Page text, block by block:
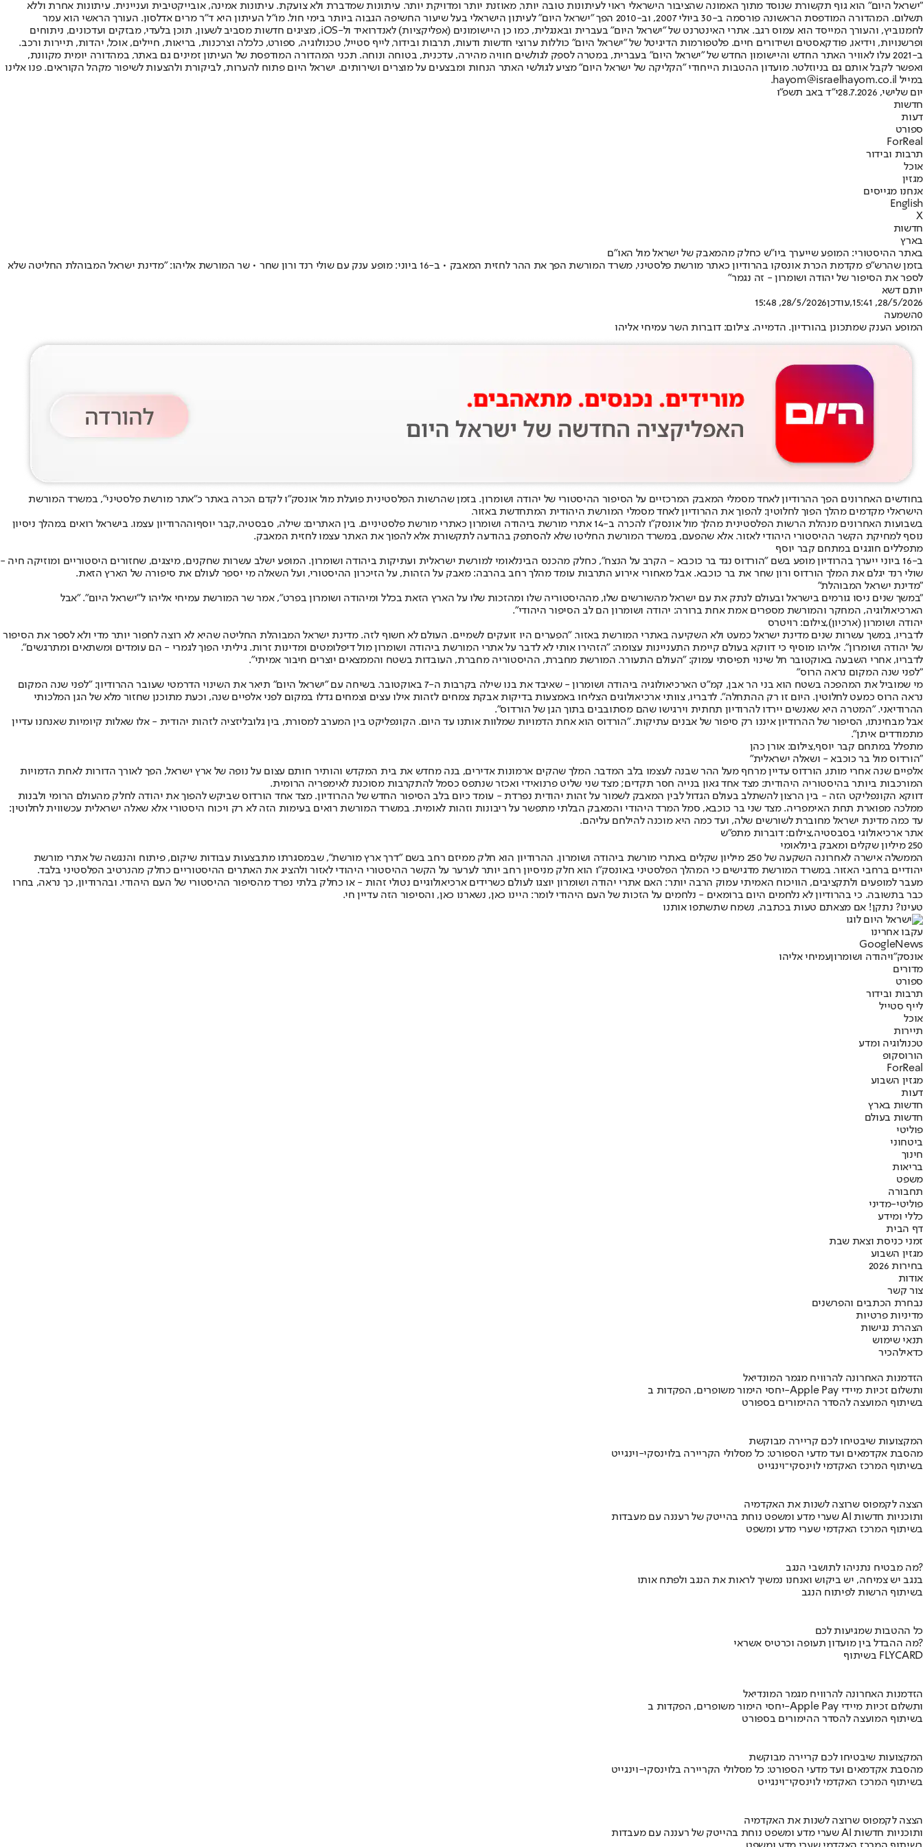
"ישראל היום" הוא גוף תקשורת שנוסד מתוך האמונה שהציבור הישראלי ראוי לעיתונות טובה יותר, מאוזנת יותר ומדויקת יותר. עיתונות שמדברת ולא צועקת. עיתונות אמינה, אובייקטיבית ועניינית. עיתונות אחרת וללא
תשלום. המהדורה המודפסת הראשונה פורסמה ב-30 ביולי 2007, וב-2010 הפך "ישראל היום" לעיתון הישראלי בעל שיעור החשיפה הגבוה ביותר בימי חול. מו"ל העיתון היא ד"ר מרים אדלסון. העורך הראשי הוא עמר
לחמנוביץ, והעורך המייסד הוא עמוס רגב. אתרי האינטרנט של "ישראל היום" בעברית ובאנגלית, כמו כן היישומונים (אפליקציות) לאנדרואיד ול-iOS, מציגים חדשות מסביב לשעון, תוכן בלעדי, מבזקים ועדכונים, ניתוחים
ופרשנויות, וידיאו, פודקאסטים ושידורים חיים. פלטפורמות הדיגיטל של "ישראל היום" כוללות ערוצי חדשות ודעות, תרבות ובידור, לייף סטייל, טכנולוגיה, ספורט, כלכלה וצרכנות, בריאות, חיילים, אוכל, יהדות, תיירות ורכב.
ב-2021 עלו לאוויר האתר החדש והיישומון החדש של "ישראל היום" בעברית, במטרה לספק לגולשים חוויה מהירה, עדכנית, בטוחה ונוחה. תכני המהדורה המודפסת של העיתון זמינים גם באתר, במהדורה יומית מקוונת,
ואפשר לקבל אותם גם בניוזלטר. מועדון ההטבות הייחודי "הקליקה של ישראל היום" מציע לגולשי האתר הנחות ומבצעים על מוצרים ושירותים. ישראל היום פתוח להערות, לביקורת ולהצעות לשיפור מקהל הקוראים. פנו אלינו
במייל hayom@israelhayom.co.il.
יום שלישי, 28.7.2026
י"ד באב תשפ"ו
חדשות
דעות
ספורט
ForReal
תרבות ובידור
אוכל
מגזין
אנחנו מגייסים
English
X
חדשות
בארץ
באתר ההיסטורי: המופע שייערך ביו"ש כחלק מהמאבק של ישראל מול האו״ם
בזמן שהרש"פ מקדמת הכרת אונסקו בהרודיון כאתר מורשת פלסטיני, משרד המורשת הפך את ההר לחזית המאבק • ב-16 ביוני: מופע ענק עם שולי רנד ורון שחר • שר המורשת אליהו: "מדינת ישראל המבוהלת החליטה שלא
לספר את הסיפור של יהודה ושומרון - זה נגמר"
יותם דשא
28/5/2026, 15:41
,עודכן28/5/2026, 15:48
0השמעה
המופע הענק שמתכונן בהורדיון. הדמייה. צילום: דוברות השר עמיחי אליהו
בחודשים האחרונים הפך ההרודיון לאחד מסמלי המאבק המרכזיים על הסיפור ההיסטורי של יהודה ושומרון. בזמן שהרשות הפלסטינית פועלת מול אונסק״ו לקדם הכרה באתר כ״אתר מורשת פלסטיני״, במשרד המורשת
הישראלי מקדמים מהלך הפוך לחלוטין: להפוך את ההרודיון לאחד מסמלי המורשת היהודית המתחדשת באזור.
בשבועות האחרונים מנהלת הרשות הפלסטינית מהלך מול אונסק״ו להכרה ב-14 אתרי מורשת ביהודה ושומרון כאתרי מורשת פלסטיניים. בין האתרים: שילה, סבסטיה,
קבר יוסףוההרודיון עצמו. בישראל רואים במהלך ניסיון
נוסף למחיקת הקשר ההיסטורי היהודי לאזור. אלא שהפעם, במשרד המורשת החליטו שלא להסתפק בהודעה לתקשורת אלא להפוך את האתר עצמו לחזית המאבק.
מתפללים חוגגים במתחם קבר יוסף
ב-16 ביוני ייערך בהרודיון מופע בשם "הורדוס נגד בר כוכבא - הקרב על הנצח", כחלק מהכנס הבינלאומי למורשת ישראלית ועתיקות ביהודה ושומרון. המופע ישלב עשרות שחקנים, מיצגים, שחזורים היסטוריים ומוזיקה חיה -
שולי רנד יגלם את המלך הורדוס ורון שחר את בר כוכבא. אבל מאחורי אירוע התרבות עומד מהלך רחב בהרבה: מאבק על הזהות, על הזיכרון ההיסטורי, ועל השאלה מי יספר לעולם את סיפורה של הארץ הזאת.
"מדינת ישראל המבוהלת"
"במשך שנים ניסו גורמים בישראל ובעולם לנתק את עם ישראל מהשורשים שלו, מההיסטוריה שלו ומהזכות שלו על הארץ הזאת בכלל ומיהודה ושומרון בפרט", אמר שר המורשת עמיחי אליהו ל"ישראל היום". "אבל
הארכיאולוגיה, המחקר והמורשת מספרים אמת אחת ברורה: יהודה ושומרון הם לב הסיפור היהודי".
יהודה ושומרון (ארכיון),צילום: רויטרס
לדבריו, במשך עשרות שנים מדינת ישראל כמעט ולא השקיעה באתרי המורשת באזור. "הפערים היו זועקים לשמיים. העולם לא חשוף לזה. מדינת ישראל המבוהלת החליטה שהיא לא רוצה לחפור יותר מדי ולא לספר את הסיפור
של יהודה ושומרון". אליהו מוסיף כי דווקא בעולם קיימת התעניינות עצומה: "הזהירו אותי לא לדבר על אתרי המורשת ביהודה ושומרון מול דיפלומטים ומדינות זרות. גיליתי הפוך לגמרי - הם עומדים ומשתאים ומתרגשים".
לדבריו, אחרי השבעה באוקטובר חל שינוי תפיסתי עמוק: "העולם התעורר. המורשת מחברת, ההיסטוריה מחברת, העובדות בשטח והממצאים יוצרים חיבור אמיתי".
"לפני שנה המקום נראה הרוס"
מי שמוביל את המהפכה בשטח הוא בני הר אבן, קמ"ט הארכיאולוגיה ביהודה ושומרון - שאיבד את בנו שילה בקרבות ה-7 באוקטובר. בשיחה עם "ישראל היום" תיאר את השינוי הדרמטי שעובר ההרודיון: "לפני שנה המקום
נראה הרוס כמעט לחלוטין. היום זו רק ההתחלה". לדבריו, צוותי ארכיאולוגים הצליחו באמצעות בדיקות אבקת צמחים לזהות אילו עצים וצמחים גדלו במקום לפני אלפיים שנה, וכעת מתוכנן שחזור מלא של הגן המלכותי
ההרודיאני. "המטרה היא שאנשים יירדו להרודיון תחתית וירגישו שהם מסתובבים בתוך הגן של הורדוס".
אבל מבחינתו, הסיפור של ההרודיון איננו רק סיפור של אבנים עתיקות. "הורדוס הוא אחת הדמויות שמלוות אותנו עד היום. הקונפליקט בין המערב למסורת, בין גלובליזציה לזהות יהודית - אלו שאלות קיומיות שאנחנו עדיין
מתמודדים איתן".
מתפלל במתחם קבר יוסף,צילום: אורן כהן
"הורדוס מול בר כוכבא - ושאלה ישראלית"
אלפיים שנה אחרי מותו, הורדוס עדיין מרחף מעל ההר שבנה לעצמו בלב המדבר. המלך שהקים ארמונות אדירים, בנה מחדש את בית המקדש והותיר חותם עצום על נופה של ארץ ישראל, הפך לאורך הדורות לאחת הדמויות
המורכבות ביותר בהיסטוריה היהודית: מצד אחד גאון בנייה חסר תקדים; מצד שני שליט פרנואידי ואכזר שנתפס כסמל להתקרבות מסוכנת לאימפריה הרומית.
דווקא הקונפליקט הזה - בין הרצון להשתלב בעולם הגדול לבין המאבק לשמור על זהות יהודית נפרדת - עומד כיום בלב הסיפור החדש של ההרודיון. מצד אחד הורדוס שביקש להפוך את יהודה לחלק מהעולם הרומי ולבנות
ממלכה מפוארת תחת האימפריה. מצד שני בר כוכבא, סמל המרד היהודי והמאבק הבלתי מתפשר על ריבונות וזהות לאומית. במשרד המורשת רואים בעימות הזה לא רק ויכוח היסטורי אלא שאלה ישראלית עכשווית לחלוטין:
עד כמה מדינת ישראל מחוברת לשורשים שלה, ועד כמה היא מוכנה להילחם עליהם.
אתר ארכיאולוגי בסבסטיה,צילום: דוברות מתפ״ש
250 מיליון שקלים ומאבק בינלאומי
הממשלה אישרה לאחרונה השקעה של 250 מיליון שקלים באתרי מורשת ביהודה ושומרון. ההרודיון הוא חלק ממיזם רחב בשם "דרך ארץ מורשת", שבמסגרתו מתבצעות עבודות שיקום, פיתוח והנגשה של אתרי מורשת
יהודיים ברחבי האזור. במשרד המורשת מדגישים כי המהלך הפלסטיני באונסק״ו הוא חלק מניסיון רחב יותר לערער על הקשר ההיסטורי היהודי לאזור ולהציג את האתרים ההיסטוריים כחלק מהנרטיב הפלסטיני בלבד.
מעבר למופעים ולתקציבים, הוויכוח האמיתי עמוק הרבה יותר: האם אתרי יהודה ושומרון יוצגו לעולם כשרידים ארכיאולוגיים נטולי זהות - או כחלק בלתי נפרד מהסיפור ההיסטורי של העם היהודי. ובהרודיון, כך נראה, בחרו
כבר בתשובה. כי בהרודיון לא נלחמים היום ברומאים - נלחמים על הזכות של העם היהודי לומר: היינו כאן, נשארנו כאן, והסיפור הזה עדיין חי.
טעינו? נתקן! אם מצאתם טעות בכתבה, נשמח שתשתפו אותנו
עקבו אחרינו
Googl eNews
אונסק"ויהודה ושומרוןעמיחי אליהו
מדורים
ספורט
תרבות ובידור
לייף סטייל
אוכל
תיירות
טכנולוגיה ומדע
הורוסקופ
ForReal
מגזין השבוע
דעות
חדשות בארץ
חדשות בעולם
פוליטי
ביטחוני
חינוך
בריאות
משפט
תחבורה
פוליטי-מדיני
כללי ומידע
דף הבית
זמני כניסת וצאת שבת
מגזין השבוע
בחירות 2026
אודות
צור קשר
נבחרת הכתבים והפרשנים
מדיניות פרטיות
הצהרת נגישות
תנאי שימוש
כדאילהכיר
הזדמנות האחרונה להרוויח מגמר המונדיאל
יחסי הימור משופרים, הפקדות ב-Apple Pay ותשלום זכיות מיידי
בשיתוף המועצה להסדר ההימורים בספורט
המקצועות שיבטיחו לכם קריירה מבוקשת
מהסבת אקדמאים ועד מדעי הספורט: כל מסלולי הקריירה בלוינסקי-וינגייט
בשיתוף המרכז האקדמי לוינסקי־וינגייט
הצצה לקמפוס שרוצה לשנות את האקדמיה
שערי מדע ומשפט נוחת בהייטק של רעננה עם מעבדות AI ותוכניות חדשות
בשיתוף המרכז האקדמי שערי מדע ומשפט
מה מבטיח נתניהו לתושבי הנגב?
בנגב יש צמיחה, יש ביקוש ואנחנו נמשיך לראות את הנגב ולפתח אותו
בשיתוף הרשות לפיתוח הנגב
כל ההטבות שמגיעות לכם
מה ההבדל בין מועדון תעופה וכרטיס אשראי?
בשיתוף FLYCARD
הזדמנות האחרונה להרוויח מגמר המונדיאל
יחסי הימור משופרים, הפקדות ב-Apple Pay ותשלום זכיות מיידי
בשיתוף המועצה להסדר ההימורים בספורט
המקצועות שיבטיחו לכם קריירה מבוקשת
מהסבת אקדמאים ועד מדעי הספורט: כל מסלולי הקריירה בלוינסקי-וינגייט
בשיתוף המרכז האקדמי לוינסקי־וינגייט
הצצה לקמפוס שרוצה לשנות את האקדמיה
שערי מדע ומשפט נוחת בהייטק של רעננה עם מעבדות AI ותוכניות חדשות